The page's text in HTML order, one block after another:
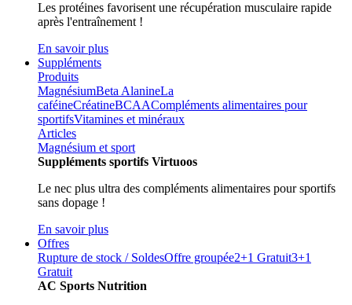
Les protéines favorisent une récupération musculaire rapide
après l'entraînement !
En savoir plus
Suppléments
Produits
MagnésiumBeta AlanineLa
caféineCréatineBCAACompléments alimentaires pour
sportifsVitamines et minéraux
Articles
Magnésium et sport
Suppléments sportifs Virtuoos
Le nec plus ultra des compléments alimentaires pour sportifs
sans dopage !
En savoir plus
Offres
Rupture de stock / SoldesOffre groupée2+1 Gratuit3+1
Gratuit
AC Sports Nutrition